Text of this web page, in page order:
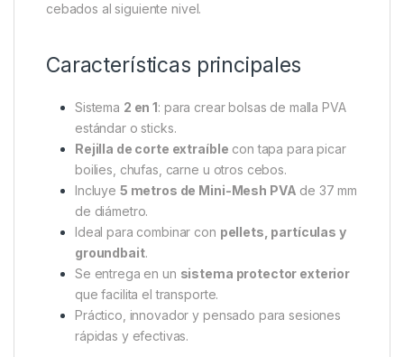
cebados al siguiente nivel.
Características principales
Sistema 2 en 1: para crear bolsas de malla PVA
estándar o sticks.
Rejilla de corte extraíble con tapa para picar
boilies, chufas, carne u otros cebos.
Incluye 5 metros de Mini-Mesh PVA de 37 mm
de diámetro.
Ideal para combinar con pellets, partículas y
groundbait.
Se entrega en un sistema protector exterior
que facilita el transporte.
Práctico, innovador y pensado para sesiones
rápidas y efectivas.